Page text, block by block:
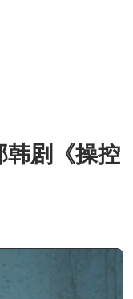
韩剧《操控